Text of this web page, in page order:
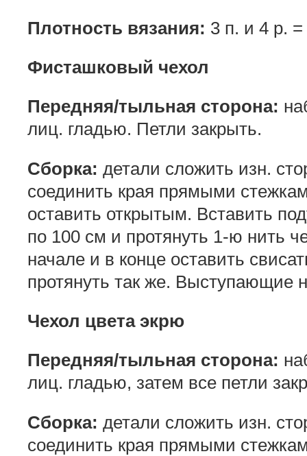
Плотность вязания: 3 п. и 4 р.
Фисташковый чехол
Передняя/тыльная сторона:
лиц. гладью. Петли закрыть.
Сборка: детали сложить изн.
соединить края прямыми
оставить открытым. Вставить
по 100 см и протянуть 1-ю нить
начале и в конце оставить
протянуть так же. Выступающие
Чехол цвета экрю
Передняя/тыльная сторона:
лиц. гладью, затем все петли
Сборка: детали сложить изн.
соединить края прямыми